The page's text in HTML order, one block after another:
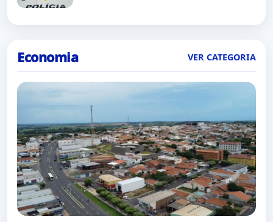
Economia VER CATEGORIA